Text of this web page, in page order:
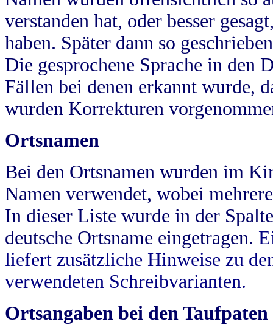
verstanden hat, oder besser
haben. Später dann so
Die gesprochene Sprache in
Fällen bei denen erkannt wurde,
wurden Korrekturen
Ortsnamen
Bei den Ortsnamen wurden im
Namen verwendet, wobei
In dieser Liste wurde in der
deutsche Ortsname eingetragen.
liefert zusätzliche Hinweise zu
verwendeten Schreibvarianten.
Ortsangaben bei den Taufpaten